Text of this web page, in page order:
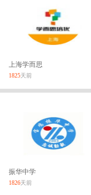
上海学而思
1825天前
振华中学
1826天前